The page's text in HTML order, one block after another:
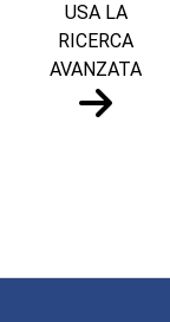
USA LA
RICERCA
AVANZATA